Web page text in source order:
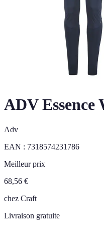
ADV
Adv
EAN : 7318574231786
Meilleur prix
68,56 €
chez Craft
Livraison gratuite